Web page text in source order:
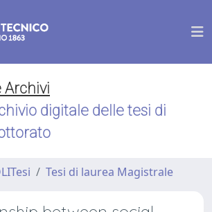
Archivi
digitale delle tesi di
Tesi di laurea Magistrale